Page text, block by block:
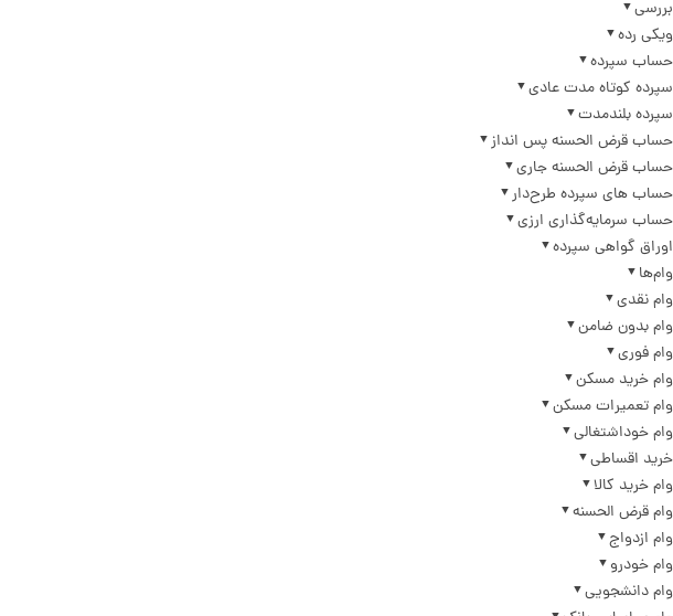
بررسی
ویکی رده
حساب سپرده
سپرده کوتاه مدت عادی
سپرده بلندمدت
حساب قرض الحسنه پس انداز
حساب قرض الحسنه جاری
حساب های سپرده طرح‌دار
حساب سرمایه‌گذاری ارزی
اوراق گواهی سپرده
وام‌ها
وام نقدی
وام بدون ضامن
وام فوری
وام خرید مسکن
وام تعمیرات مسکن
وام خوداشتغالی
خرید اقساطی
وام خرید کالا
وام قرض الحسنه
وام ازدواج
وام خودرو
وام دانشجویی